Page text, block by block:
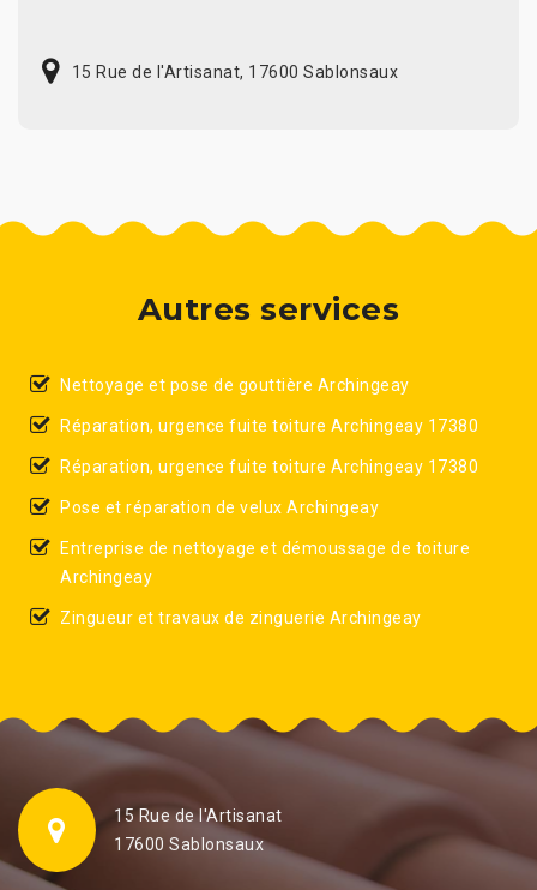
15 Rue de l'Artisanat, 17600 Sablonsaux
Autres services
Nettoyage et pose de gouttière Archingeay
Réparation, urgence fuite toiture Archingeay 17380
Réparation, urgence fuite toiture Archingeay 17380
Pose et réparation de velux Archingeay
Entreprise de nettoyage et démoussage de toiture
Archingeay
Zingueur et travaux de zinguerie Archingeay
15 Rue de l'Artisanat
17600 Sablonsaux